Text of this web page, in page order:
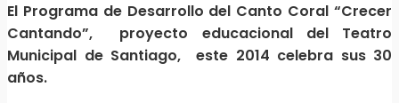
El Programa de Desarrollo del Canto Coral “Crecer
Cantando”, proyecto educacional del Teatro
Municipal de Santiago, este 2014 celebra sus 30
años.